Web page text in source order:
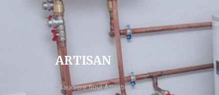
ARTISAN
chaudière fioul Atlantic Clichy